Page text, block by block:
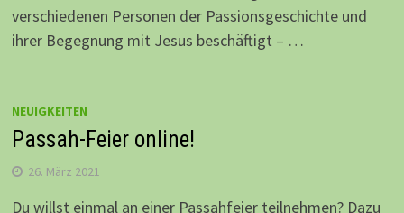
verschiedenen Personen der Passionsgeschichte und
ihrer Begegnung mit Jesus beschäftigt – …
NEUIGKEITEN
Passah-Feier online!
26. März 2021
Du willst einmal an einer Passahfeier teilnehmen? Dazu